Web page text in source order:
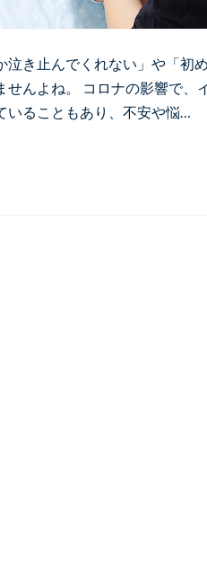
き止んでくれない」や「初
んよね。 コロナの影響で、
いることもあり、不安や悩…